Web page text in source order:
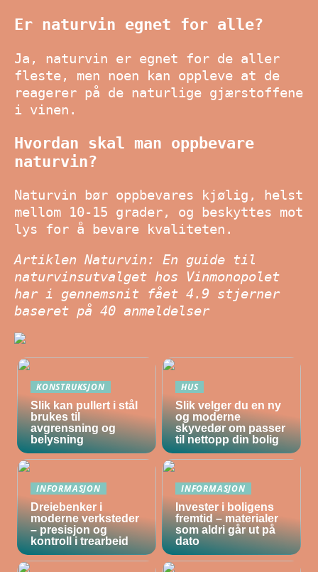
Er naturvin egnet for alle?
Ja, naturvin er egnet for de aller
fleste, men noen kan oppleve at de
reagerer på de naturlige gjærstoffene
i vinen.
Hvordan skal man oppbevare
naturvin?
Naturvin bør oppbevares kjølig, helst
mellom 10-15 grader, og beskyttes mot
lys for å bevare kvaliteten.
Artiklen Naturvin: En guide til
naturvinsutvalget hos Vinmonopolet
har i gennemsnit fået 4.9 stjerner
baseret på 40 anmeldelser
KONSTRUKSJON
Slik kan pullert i stål
brukes til
avgrensning og
belysning
HUS
Slik velger du en ny
og moderne
skyvedør om passer
til nettopp din bolig
INFORMASJON
Dreiebenker i
moderne verksteder
– presisjon og
kontroll i trearbeid
INFORMASJON
Invester i boligens
fremtid – materialer
som aldri går ut på
dato